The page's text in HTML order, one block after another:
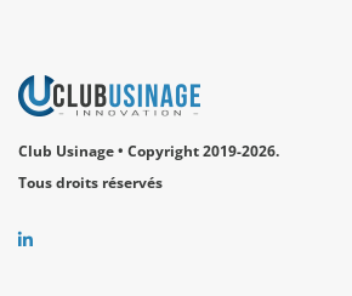
Club Usinage • Copyright 2019-2026.
Tous droits réservés